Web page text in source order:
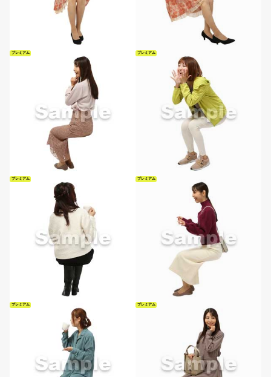
プレミアム プレミアム
プレミアム プレミアム
プレミアム プレミアム